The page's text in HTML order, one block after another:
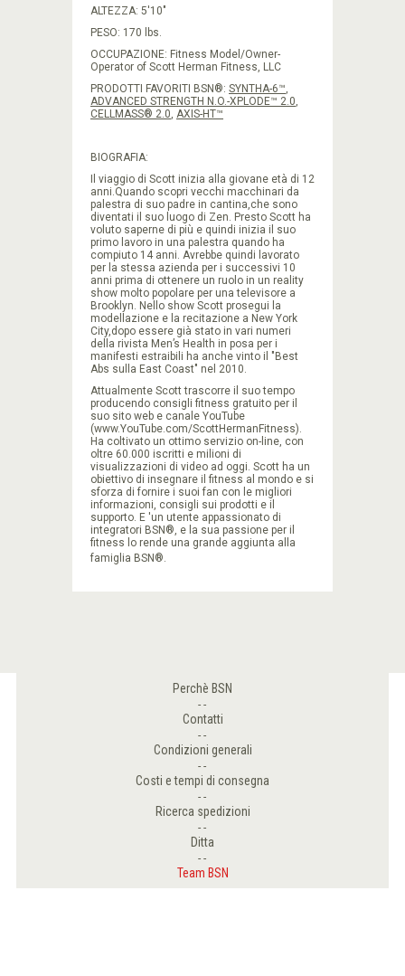
ALTEZZA: 5'10"
PESO: 170 lbs.
OCCUPAZIONE: Fitness Model/Owner-
Operator of Scott Herman Fitness, LLC
PRODOTTI FAVORITI BSN®: SYNTHA-6™,
ADVANCED STRENGTH N.O.-XPLODE™ 2.0,
CELLMASS® 2.0, AXIS-HT™
BIOGRAFIA:
Il viaggio di Scott inizia alla giovane età di 12
anni.Quando scopri vecchi macchinari da
palestra di suo padre in cantina,che sono
diventati il suo luogo di Zen. Presto Scott ha
voluto saperne di più e quindi inizia il suo
primo lavoro in una palestra quando ha
compiuto 14 anni. Avrebbe quindi lavorato
per la stessa azienda per i successivi 10
anni prima di ottenere un ruolo in un reality
show molto popolare per una televisore a
Brooklyn. Nello show Scott prosegui la
modellazione e la recitazione a New York
City,dopo essere già stato in vari numeri
della rivista Men’s Health in posa per i
manifesti estraibili ha anche vinto il "Best
Abs sulla East Coast" nel 2010.
Attualmente Scott trascorre il suo tempo
producendo consigli fitness gratuito per il
suo sito web e canale YouTube
(www.YouTube.com/ScottHermanFitness).
Ha coltivato un ottimo servizio on-line, con
oltre 60.000 iscritti e milioni di
visualizzazioni di video ad oggi. Scott ha un
obiettivo di insegnare il fitness al mondo e si
sforza di fornire i suoi fan con le migliori
informazioni, consigli sui prodotti e il
supporto. E 'un utente appassionato di
integratori BSN®, e la sua passione per il
fitness lo rende una grande aggiunta alla
famiglia BSN ®.
Perchè BSN
Contatti
Condizioni generali
Costi e tempi di consegna
Ricerca spedizioni
Ditta
Team BSN